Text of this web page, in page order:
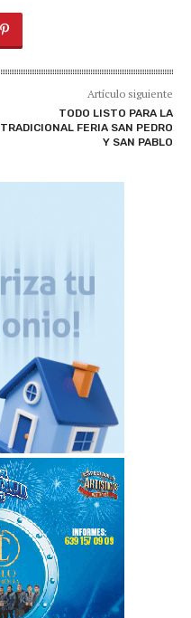
Artículo siguiente
TODO LISTO PARA LA
TRADICIONAL FERIA SAN PEDRO
Y SAN PABLO